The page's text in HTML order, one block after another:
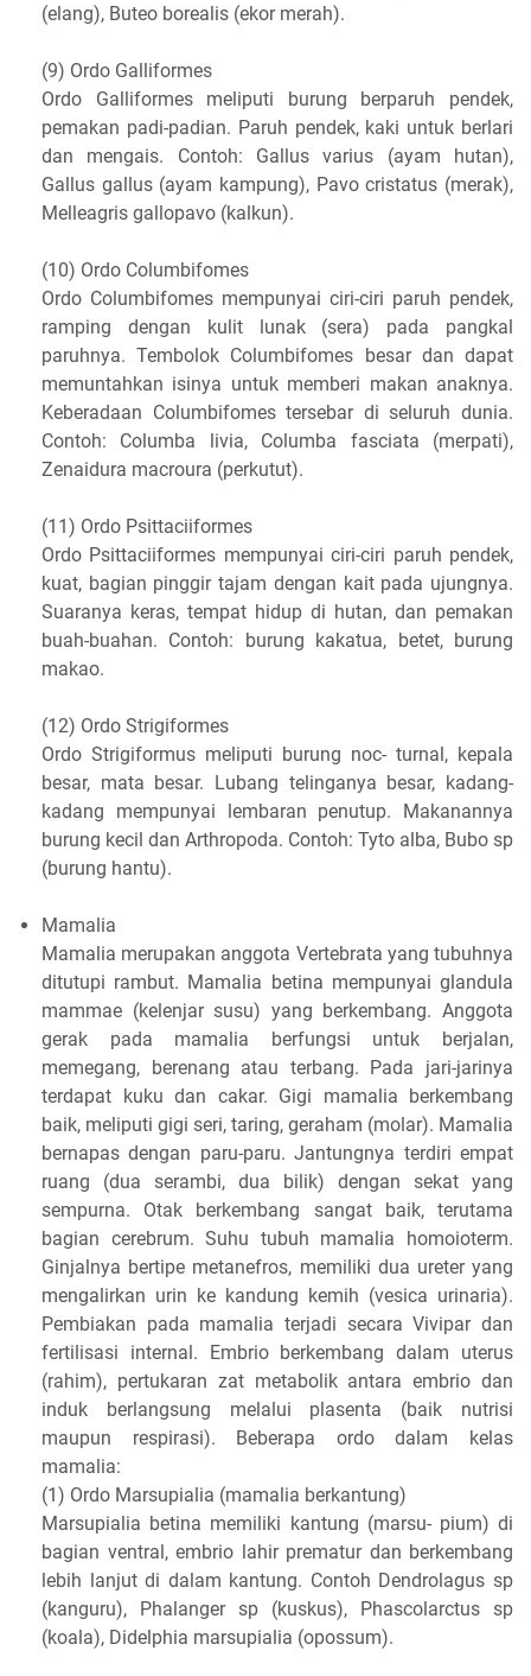
(elang), Buteo borealis (ekor merah).
(9) Ordo Galliformes
Ordo Galliformes meliputi burung berparuh pendek,
pemakan padi-padian. Paruh pendek, kaki untuk berlari
dan mengais. Contoh: Gallus varius (ayam hutan),
Gallus gallus (ayam kampung), Pavo cristatus (merak),
Melleagris gallopavo (kalkun).
(10) Ordo Columbifomes
Ordo Columbifomes mempunyai ciri-ciri paruh pendek,
ramping dengan kulit lunak (sera) pada pangkal
paruhnya. Tembolok Columbifomes besar dan dapat
memuntahkan isinya untuk memberi makan anaknya.
Keberadaan Columbifomes tersebar di seluruh dunia.
Contoh: Columba livia, Columba fasciata (merpati),
Zenaidura macroura (perkutut).
(11) Ordo Psittaciiformes
Ordo Psittaciiformes mempunyai ciri-ciri paruh pendek,
kuat, bagian pinggir tajam dengan kait pada ujungnya.
Suaranya keras, tempat hidup di hutan, dan pemakan
buah-buahan. Contoh: burung kakatua, betet, burung
makao.
(12) Ordo Strigiformes
Ordo Strigiformus meliputi burung noc- turnal, kepala
besar, mata besar. Lubang telinganya besar, kadang-
kadang mempunyai lembaran penutup. Makanannya
burung kecil dan Arthropoda. Contoh: Tyto alba, Bubo sp
(burung hantu).
Mamalia
Mamalia merupakan anggota Vertebrata yang tubuhnya
ditutupi rambut. Mamalia betina mempunyai glandula
mammae (kelenjar susu) yang berkembang. Anggota
gerak pada mamalia berfungsi untuk berjalan,
memegang, berenang atau terbang. Pada jari-jarinya
terdapat kuku dan cakar. Gigi mamalia berkembang
baik, meliputi gigi seri, taring, geraham (molar). Mamalia
bernapas dengan paru-paru. Jantungnya terdiri empat
ruang (dua serambi, dua bilik) dengan sekat yang
sempurna. Otak berkembang sangat baik, terutama
bagian cerebrum. Suhu tubuh mamalia homoioterm.
Ginjalnya bertipe metanefros, memiliki dua ureter yang
mengalirkan urin ke kandung kemih (vesica urinaria).
Pembiakan pada mamalia terjadi secara Vivipar dan
fertilisasi internal. Embrio berkembang dalam uterus
(rahim), pertukaran zat metabolik antara embrio dan
induk berlangsung melalui plasenta (baik nutrisi
maupun respirasi). Beberapa ordo dalam kelas
mamalia:
(1) Ordo Marsupialia (mamalia berkantung)
Marsupialia betina memiliki kantung (marsu- pium) di
bagian ventral, embrio lahir prematur dan berkembang
lebih lanjut di dalam kantung. Contoh Dendrolagus sp
(kanguru), Phalanger sp (kuskus), Phascolarctus sp
(koala), Didelphia marsupialia (opossum).